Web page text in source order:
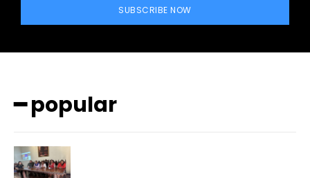
SUBSCRIBE NOW
━ popular